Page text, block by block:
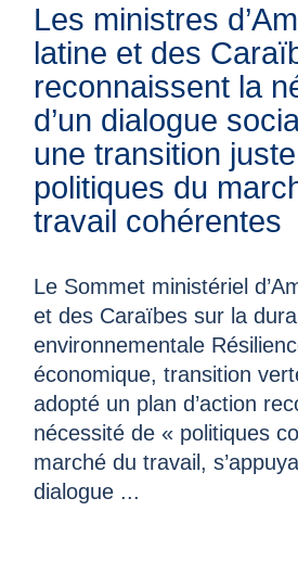
Les ministres
latine et des
reconnaissent la
d’un dialogue
une transition
politiques du
travail cohérentes
Le Sommet ministériel
et des Caraïbes sur la
environnementale
économique, transition
adopté un plan d’action
nécessité de « politiques
marché du travail,
dialogue ...